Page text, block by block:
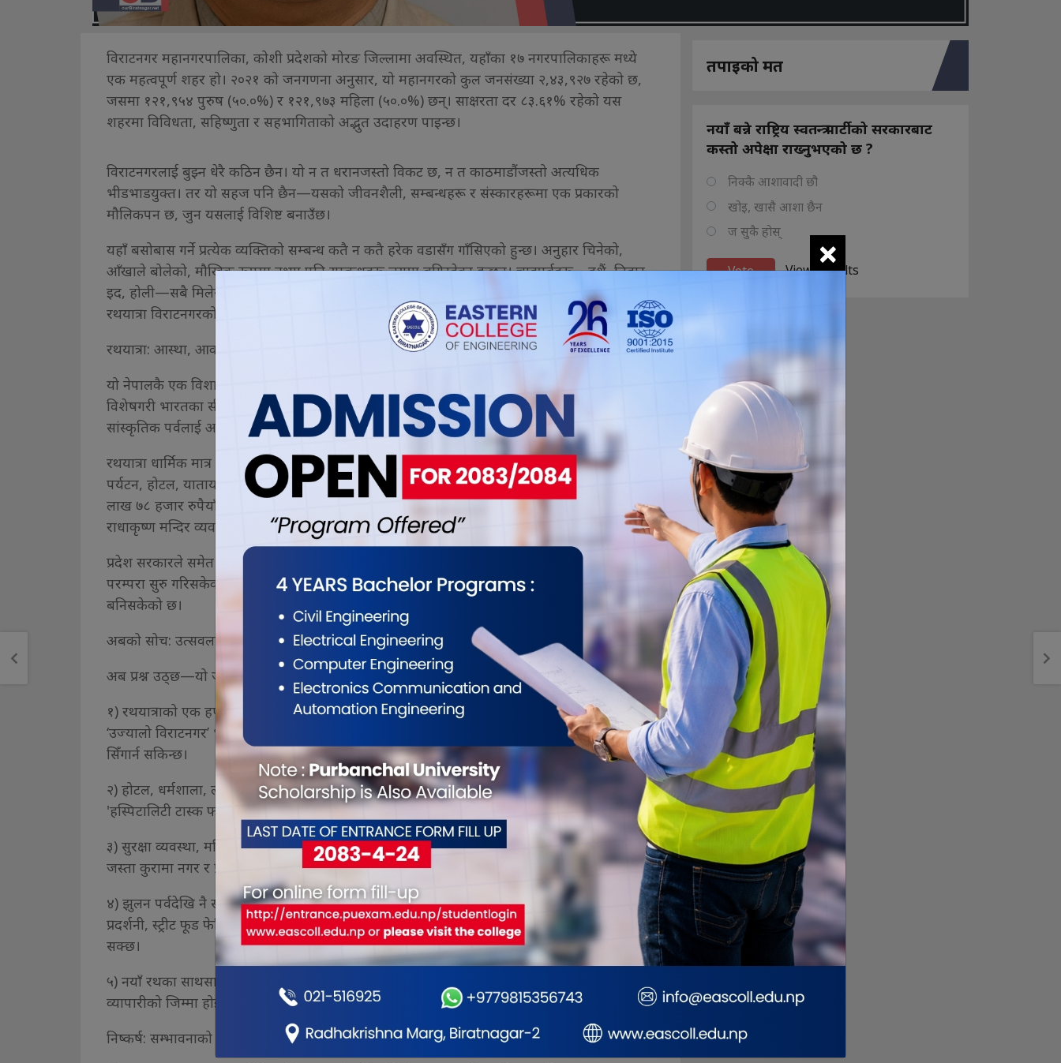
विराटनगर महानगरपालिका, कोशी प्रदेशको मोरङ जिल्लामा अवस्थित, यहाँका १७ नगरपालिकाहरू मध्ये
एक महत्वपूर्ण शहर हो। २०२१ को जनगणना अनुसार, यो महानगरको कुल जनसंख्या २,४३,९२७ रहेको छ,
जसमा १२१,९५४ पुरुष (५०.०%) र १२१,९७३ महिला (५०.०%) छन्। साक्षरता दर ८३.६१% रहेको यस
शहरमा विविधता, सहिष्णुता र सहभागिताको अद्भुत उदाहरण पाइन्छ।
विराटनगरलाई बुझ्न धेरै कठिन छैन। यो न त धरानजस्तो विकट छ, न त काठमाडौंजस्तो अत्यधिक
भीडभाडयुक्त। तर यो सहज पनि छैन—यसको जीवनशैली, सम्बन्धहरू र संस्कारहरूमा एक प्रकारको
मौलिकपन छ, जुन यसलाई विशिष्ट बनाउँछ।
यहाँ बसोबास गर्ने प्रत्येक व्यक्तिको सम्बन्ध कतै न कतै हरेक वडासँग गाँसिएको हुन्छ। अनुहार चिनेको,
आँखाले बोलेको, मौखिक रूपमा नभए पनि सम्बन्धहरू लयमा बगिरहेका हुन्छन्। चाडपर्वहरू—दशैं, तिहार,
इद, होली—सबै मिलेर हर्षोल्लासका साथ मनाइन्छन्। विशेष गरी कृष्ण जन्माष्टमी पछिको दिन निस्कने
रथयात्रा विराटनगरको सांस्कृतिक पहिचान बनिसकेको छ।
रथयात्रा: आस्था, आकर्षण र अवसर
यो नेपालकै एक विशाल रथयात्रा हो, जसले देश-विदेशका हजारौं भक्तजन र पर्यटकलाई आकर्षित गर्दछ।
विशेषगरी भारतका सीमावर्ती क्षेत्रहरूबाट आगन्तुकहरूको उल्लेखनीय घुइँचो लाग्ने गर्दछ। त्यसैले यो
सांस्कृतिक पर्वलाई अझ भव्य, व्यवस्थित र आधुनिक ढंगले मनाउनु अहिलेको आवश्यकता हो।
रथयात्रा धार्मिक मात्र नभई सामाजिक, आर्थिक र सांस्कृतिक गतिशीलता ल्याउने अवसर हो। बजार, व्यापार,
पर्यटन, होटल, यातायात सबै क्षेत्रमा यसको प्रत्यक्ष प्रभाव पर्छ। यस वर्ष विराटनगर महानगरपालिकाले ४४
लाख ७८ हजार रुपैयाँ बजेट विनियोजन गरी ५७ वर्ष पुरानो रथलाई भत्काएर नयाँ निर्माण थालेको छ।
राधाकृष्ण मन्दिर व्यवस्थापन समितिको नेतृत्वमा यो कार्य भइरहेको छ।
प्रदेश सरकारले समेत यस पर्वलाई प्राथमिकता दिँदै कोशी प्रदेशका तीन जिल्लामा सार्वजनिक बिदा दिने
परम्परा सुरु गरिसकेको छ। यसको अर्थ, यो पर्व अब केवल धार्मिक नभई प्रदेशको साझा सांस्कृतिक उत्सव
बनिसकेको छ।
अबको सोच: उत्सवलाई शहरको उन्नतिको सूत्र बनाउने
अब प्रश्न उठ्छ—यो जनसागरलाई हामी कसरी स्वागत गर्ने?
१) रथयात्राको एक हप्ताअघि देखि नै सम्पूर्ण शहरलाई दिवालीझैँ प्रकाशमय बनाउने योजना बनाउन सकिन्छ।
‘उज्यालो विराटनगर’ भन्ने नारा दिँदै, प्रत्येक टोल, चोक र सडकलाई रंगीन बत्ती र झिलिमिली सजावटले
सिँगार्न सकिन्छ।
२) होटल, धर्मशाला, लजहरूलाई अग्रिम बुकिङ र सुविधा विस्तार गर्न प्रेरित गर्नुपर्छ। आगन्तुकलाई स्वागत गर्न
'हस्पिटालिटी टास्क फोर्स' गठन गरिन सक्छ।
३) सुरक्षा व्यवस्था, महिला तथा बालबालिकाको सुरक्षाको सुनिश्चितता, स्वास्थ्य पोस्ट, ट्राफिक व्यवस्थापन
जस्ता कुरामा नगर र प्रदेश सरकारले संयुक्त पहल गर्नुपर्छ।
४) झुलन पर्वदेखि नै सांस्कृतिक कार्यक्रमहरू आयोजना गरौँ—नृत्य, भजन, फोक कार्यक्रम, चित्रकला
प्रदर्शनी, स्ट्रीट फूड फेस्टिभलहरू जस्ता गतिविधिहरूले विराटनगरलाई एक सांस्कृतिक राजधानी बनाउन
सक्छ।
५) नयाँ रथका साथसाथै, सोच र दृष्टिकोणमा पनि नयाँपन ल्याउनु पर्छ। बजारको गतिशीलता केवल
व्यापारीको जिम्मा होइन—यो प्रशासन, समुदाय र प्रत्येक नगरवासीको साझा प्रयासबाट सम्भव छ।
निष्कर्ष: सम्भावनाको सहर विराटनगर
तपाइको मत
नयाँ बन्ने राष्ट्रिय स्वतन्त्र पार्टीको सरकारबाट
कस्तो अपेक्षा राख्नुभएको छ ?
निक्कै आशावादी छौ
खोइ, खासै आशा छैन
ज सुकै होस्
View Results
×